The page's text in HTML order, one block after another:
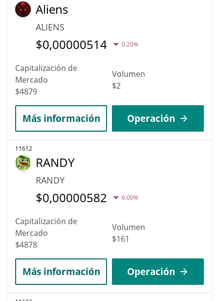
Aliens
ALIENS
$0,00000514 0.20%
Capitalización de
Mercado
$4879
Volumen
$2
Más información Operación
11612
RANDY
RANDY
$0,00000582 6.00%
Capitalización de
Mercado
$4878
Volumen
$161
Más información Operación